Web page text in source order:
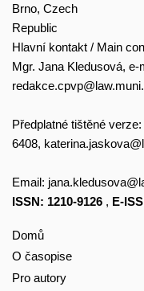
Brno, Czech
Republic
Hlavní kontakt / Main
Mgr. Jana Kledusová, e-
Předplatné tištěné
6408,
Email:
ISSN: 1210-9126 , E-
Domů
O časopise
Pro autory